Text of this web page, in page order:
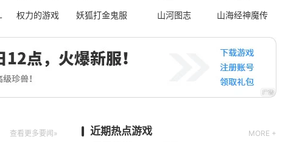
权力的游戏 妖狐打金鬼服 山河图志 山海经神魔传
查看更多要闻» 近期热点游戏 MORE +
仙侠世界
时空猎人·觉醒